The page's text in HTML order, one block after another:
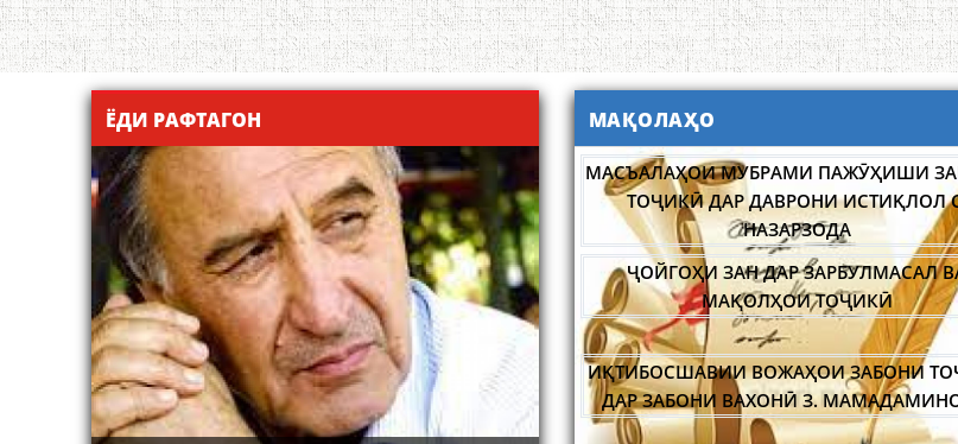
ЁДИ РАФТАГОН МАҚОЛАҲО
МАСЪАЛАҲОИ МУБРАМИ ПАЖӮҲИШИ
ТОҶИКӢ ДАР ДАВРОНИ ИСТИҚЛОЛ
НАЗАРЗОДА
ҶОЙГОҲИ ЗАН ДАР ЗАРБУЛМАСАЛ
МАҚОЛҲОИ ТОҶИКӢ
ИҚТИБОСШАВИИ ВОЖАҲОИ ЗАБОНИ
ДАР ЗАБОНИ ВАХОНӢ З.